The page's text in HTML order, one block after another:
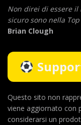
Non direi di essere
sicuro sono nella
Brian Clough
Questo sito non
viene aggiornato con
considerarsi un